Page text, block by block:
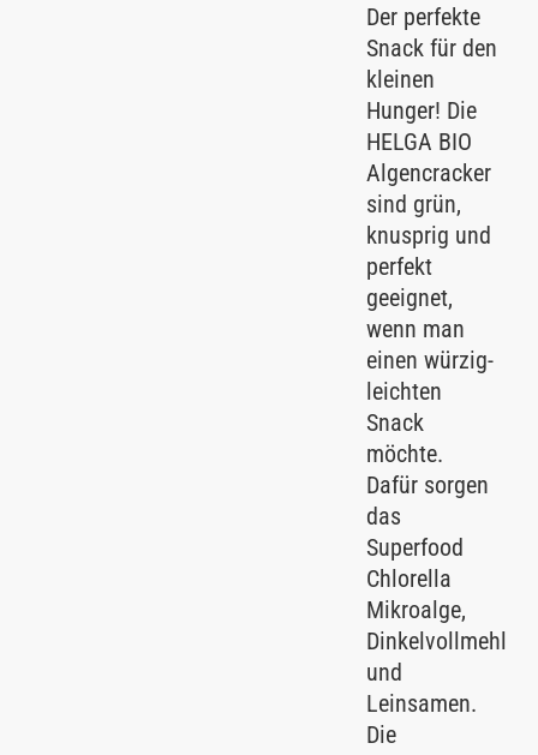
Der perfekte
Snack für den
kleinen
Hunger! Die
HELGA BIO
Algencracker
sind grün,
knusprig und
perfekt
geeignet,
wenn man
einen würzig-
leichten
Snack
möchte.
Dafür sorgen
das
Superfood
Chlorella
Mikroalge,
Dinkelvollmehl
und
Leinsamen.
Die